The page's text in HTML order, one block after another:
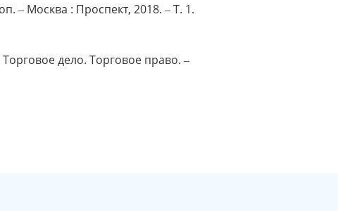
‒ Москва : Проспект, 2018. ‒ Т. 1.
дело. Торговое право. ‒